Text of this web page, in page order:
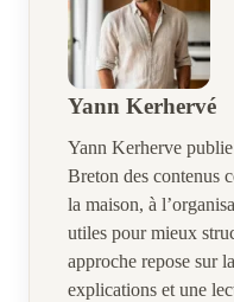
Yann Kerhervé
Yann Kerherve
Breton des contenus
la maison, à
utiles pour mieux
approche repose sur
explications et une